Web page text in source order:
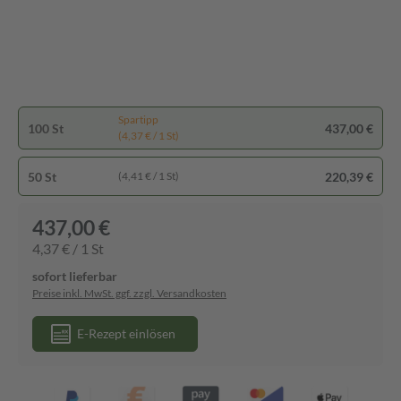
100 St
Spartipp
(4,37 € / 1 St)
437,00 €
50 St (4,41 € / 1 St) 220,39 €
437,00 €
4,37 € / 1 St
sofort lieferbar
Preise inkl. MwSt. ggf. zzgl. Versandkosten
E-Rezept einlösen